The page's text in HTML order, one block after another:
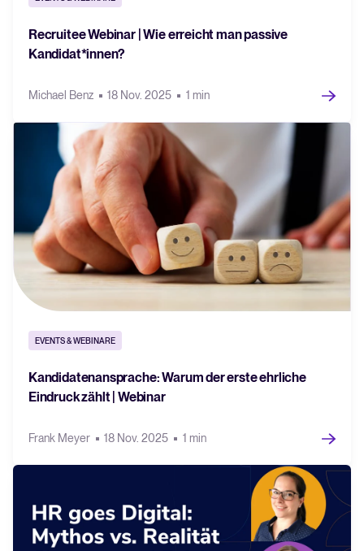
Recruitee Webinar | Wie erreicht man passive
Kandidat*innen?
Michael Benz 18 Nov. 2025 1 min
EVENTS & WEBINARE
Kandidatenansprache: Warum der erste ehrliche
Eindruck zählt | Webinar
Frank Meyer 18 Nov. 2025 1 min